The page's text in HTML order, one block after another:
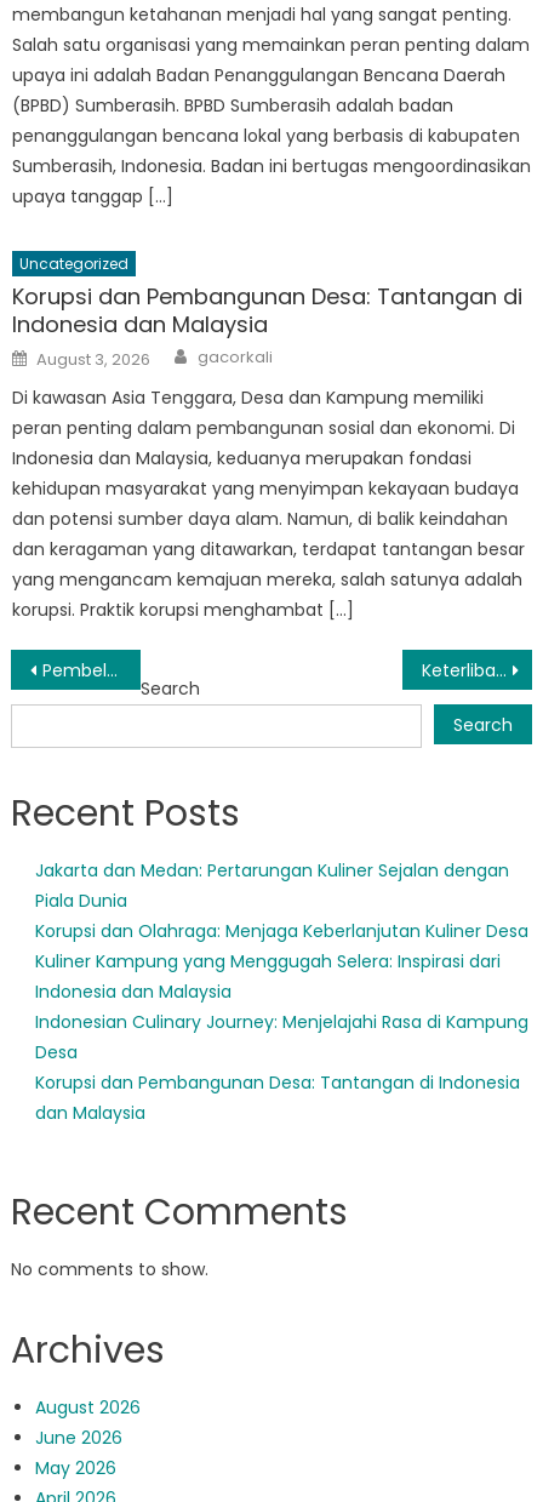
membangun ketahanan menjadi hal yang sangat penting.
Salah satu organisasi yang memainkan peran penting dalam
upaya ini adalah Badan Penanggulangan Bencana Daerah
(BPBD) Sumberasih. BPBD Sumberasih adalah badan
penanggulangan bencana lokal yang berbasis di kabupaten
Sumberasih, Indonesia. Badan ini bertugas mengoordinasikan
upaya tanggap […]
Uncategorized
Korupsi dan Pembangunan Desa: Tantangan di
Indonesia dan Malaysia
Posted
on
August 3, 2026 Author
gacorkali
Di kawasan Asia Tenggara, Desa dan Kampung memiliki
peran penting dalam pembangunan sosial dan ekonomi. Di
Indonesia dan Malaysia, keduanya merupakan fondasi
kehidupan masyarakat yang menyimpan kekayaan budaya
dan potensi sumber daya alam. Namun, di balik keindahan
dan keragaman yang ditawarkan, terdapat tantangan besar
yang mengancam kemajuan mereka, salah satunya adalah
korupsi. Praktik korupsi menghambat […]
Post
navigation
Pembelajaran: Pendekatan Probolinggo dalam Respons dan Pemulihan Bencana Keterlibatan Masyarakat Kunci Program Peringatan Dini Bencana Probolinggo
Search
Search
Recent Posts
Jakarta dan Medan: Pertarungan Kuliner Sejalan dengan
Piala Dunia
Korupsi dan Olahraga: Menjaga Keberlanjutan Kuliner Desa
Kuliner Kampung yang Menggugah Selera: Inspirasi dari
Indonesia dan Malaysia
Indonesian Culinary Journey: Menjelajahi Rasa di Kampung
Desa
Korupsi dan Pembangunan Desa: Tantangan di Indonesia
dan Malaysia
Recent Comments
No comments to show.
Archives
August 2026
June 2026
May 2026